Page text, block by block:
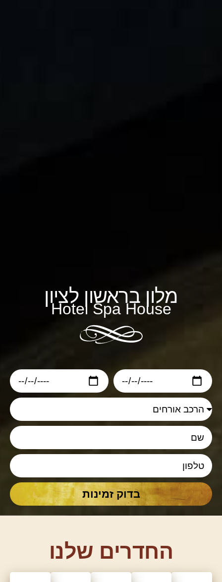
מלון בראשון לציון
Hotel Spa House
בדוק זמינות
החדרים שלנו